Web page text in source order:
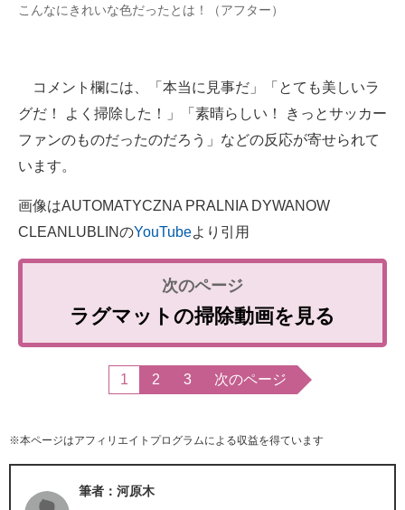
こんなにきれいな色だったとは！（アフター）
コメント欄には、「本当に見事だ」「とても美しいラ
グだ！ よく掃除した！」「素晴らしい！ きっとサッカー
ファンのものだったのだろう」などの反応が寄せられて
います。
画像はAUTOMATYCZNA PRALNIA DYWANOW
CLEANLUBLINのYouTubeより引用
ラグマットの掃除動画を見る
1 2 3 次のページ
※本ページはアフィリエイトプログラムによる収益を得ています
筆者：河原木